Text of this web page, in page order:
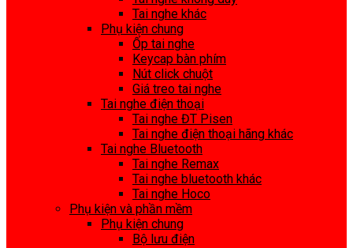
Tai nghe khác
Phụ kiện chung
Ốp tai nghe
Keycap bàn phím
Nút click chuột
Giá treo tai nghe
Tai nghe điện thoại
Tai nghe ĐT Pisen
Tai nghe điện thoại hãng khác
Tai nghe Bluetooth
Tai nghe Remax
Tai nghe bluetooth khác
Tai nghe Hoco
Phụ kiện và phần mềm
Phụ kiện chung
Bộ lưu điện